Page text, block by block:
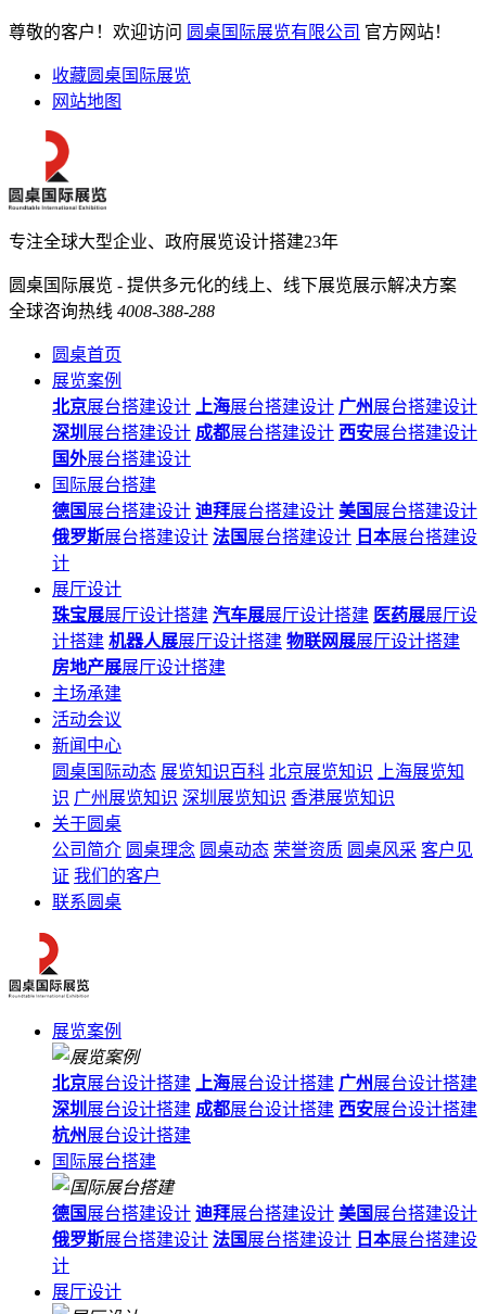
尊敬的客户！欢迎访问 圆桌国际展览有限公司 官方网站！
收藏圆桌国际展览
网站地图
专注全球大型企业、政府展览设计搭建23年
圆桌国际展览 - 提供多元化的线上、线下展览展示解决方案
全球咨询热线 4008-388-288
圆桌首页
展览案例
北京展台搭建设计 上海展台搭建设计 广州展台搭建设计
深圳 展台搭建设计 成都展台搭建设计 西安展台搭建设计
国外展台搭建设计
国际展台搭建
德国 展台搭建设计 迪拜展台搭建设计 美国 展台搭建设计
俄罗斯展台搭建设计 法国 展台搭建设计 日本展台搭建设
计
展厅设计
珠宝展展厅设计搭建 汽车展展厅设计搭建 医药展展厅设
计搭建 机器人展展厅设计搭建 物联网展展厅设计搭建
房地产展展厅设计搭建
主场承建
活动会议
新闻中心
圆桌国际动态 展览知识百科 北京展览知识
上海展览知
识 广州展览知识 深圳展览知识 香港展览知识
关于圆桌
公司简介 圆桌理念 圆桌动态 荣誉资质 圆桌风采 客户见
证 我们的客户
联系圆桌
展览案例
北京展台设计搭建 上海展台设计搭建 广州展台设计搭建
深圳 展台设计搭建 成都展台设计搭建 西安展台设计搭建
杭州展台设计搭建
国际展台搭建
德国 展台搭建设计 迪拜展台搭建设计 美国 展台搭建设计
俄罗斯展台搭建设计 法国 展台搭建设计 日本展台搭建设
计
展厅设计